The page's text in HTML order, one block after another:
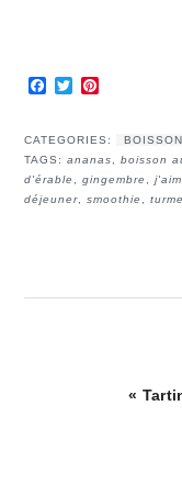
Facebook
Twitter
CATEGORIES:
BOISSON
TAGS:ananas ,boisson
d'érable
,gingembre ,
déjeuner ,smoothie ,
Article
«